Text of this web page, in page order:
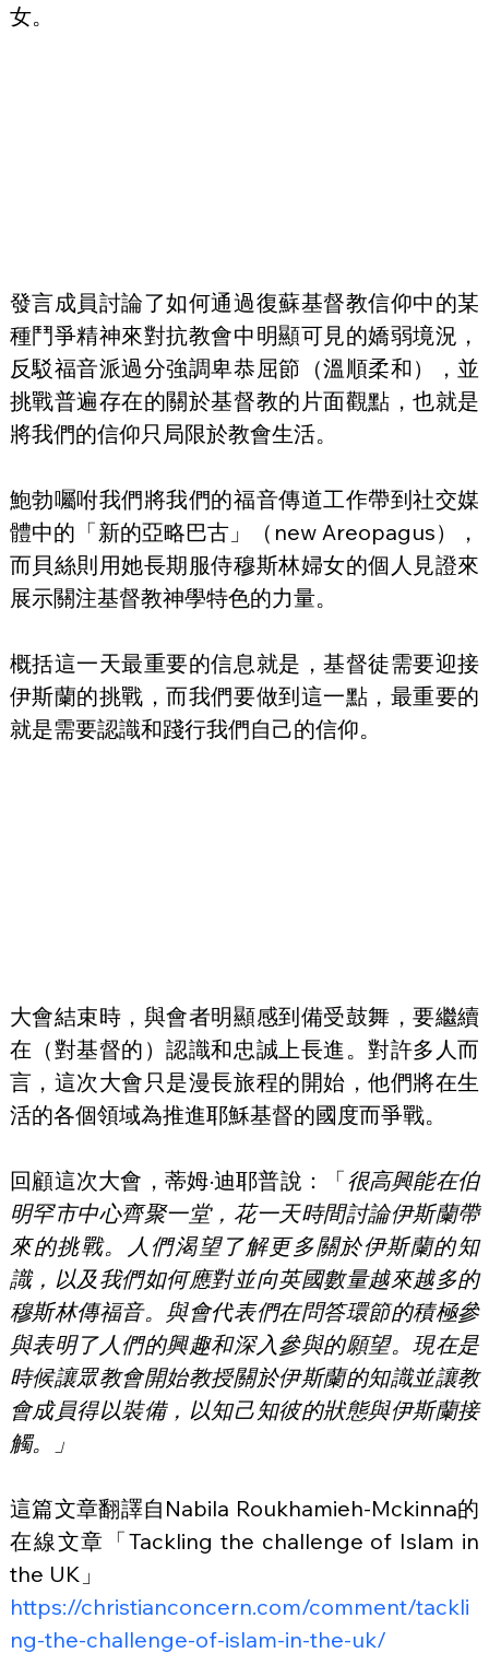
女。
發言成員討論了如何通過復蘇基督教信仰中的某
種鬥爭精神來對抗教會中明顯可見的嬌弱境況，
反駁福音派過分強調卑恭屈節（溫順柔和），並
挑戰普遍存在的關於基督教的片面觀點，也就是
將我們的信仰只局限於教會生活。
鮑勃囑咐我們將我們的福音傳道工作帶到社交媒
體中的「新的亞略巴古」（new Areopagus），
而貝絲則用她長期服侍穆斯林婦女的個人見證來
展示關注基督教神學特色的力量。
概括這一天最重要的信息就是，基督徒需要迎接
伊斯蘭的挑戰，而我們要做到這一點，最重要的
就是需要認識和踐行我們自己的信仰。
大會結束時，與會者明顯感到備受鼓舞，要繼續
在（對基督的）認識和忠誠上長進。對許多人而
言，這次大會只是漫長旅程的開始，他們將在生
活的各個領域為推進耶穌基督的國度而爭戰。
回顧這次大會，蒂姆·迪耶普說：「很高興能在伯
明罕市中心齊聚一堂，花一天時間討論伊斯蘭帶
來的挑戰。人們渴望了解更多關於伊斯蘭的知
識，以及我們如何應對並向英國數量越來越多的
穆斯林傳福音。與會代表們在問答環節的積極參
與表明了人們的興趣和深入參與的願望。現在是
時候讓眾教會開始教授關於伊斯蘭的知識並讓教
會成員得以裝備，以知己知彼的狀態與伊斯蘭接
觸。」
這篇文章翻譯自Nabila Roukhamieh-Mckinna的
在線文章「Tackling the challenge of Islam in
the UK」
https://christianconcern.com/comment/tackli
ng-the-challenge-of-islam-in-the-uk/